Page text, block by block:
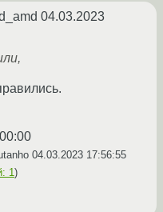
04.03.2023
04.03.2023 17:56:55
1 )